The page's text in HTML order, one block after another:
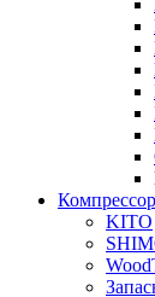
KITO